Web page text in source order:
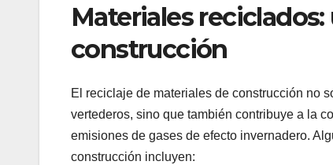
Materiales
construcción
El reciclaje de materiales de construcción no
vertederos, sino que también contribuye a la
emisiones de gases de efecto invernadero.
construcción incluyen: